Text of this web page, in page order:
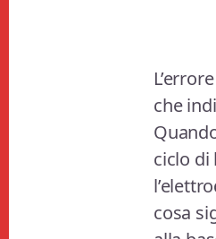
che
ciclo di
cosa